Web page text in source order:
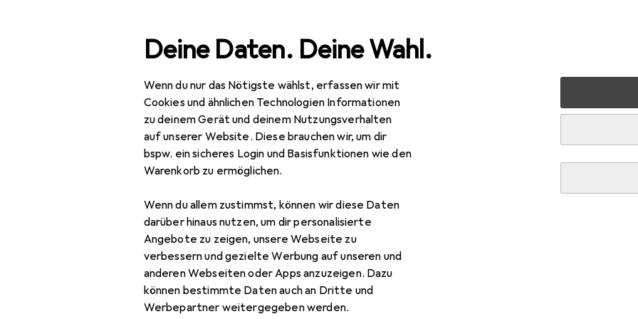
Deine Daten. Deine Wahl.
Wenn du nur das Nötigste wählst, erfassen wir mit
Cookies und ähnlichen Technologien Informationen
zu deinem Gerät und deinem Nutzungsverhalten
auf unserer Website. Diese brauchen wir, um dir
bspw. ein sicheres Login und Basisfunktionen wie den
Warenkorb zu ermöglichen.
Wenn du allem zustimmst, können wir diese Daten
darüber hinaus nutzen, um dir personalisierte
Angebote zu zeigen, unsere Webseite zu
verbessern und gezielte Werbung auf unseren und
anderen Webseiten oder Apps anzuzeigen. Dazu
können bestimmte Daten auch an Dritte und
Werbepartner weitergegeben werden.
Navigation nach Kategorien Gesamtsortiment Baumarkt + Garten